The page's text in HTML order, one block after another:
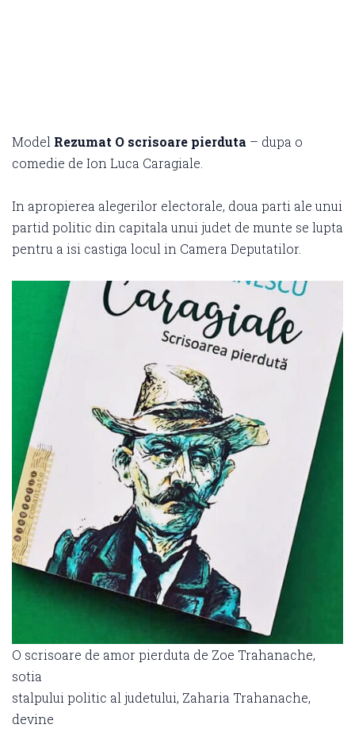
Model Rezumat O scrisoare pierduta – dupa o
comedie de Ion Luca Caragiale.
In apropierea alegerilor electorale, doua parti ale unui
partid politic din capitala unui judet de munte se lupta
pentru a isi castiga locul in Camera Deputatilor.
O scrisoare de amor pierduta de Zoe Trahanache,
sotia
stalpului politic al judetului, Zaharia Trahanache,
devine